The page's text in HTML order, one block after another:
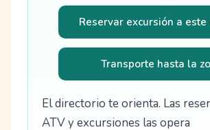
Reservar excursión a este
Transporte hasta la
El directorio te orienta. Las
ATV y excursiones las opera